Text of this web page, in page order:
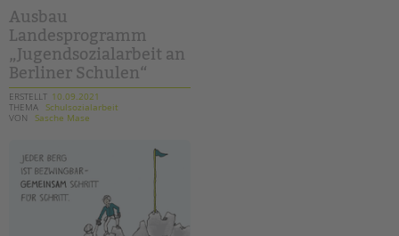
Kinder- und Jugendschutz
Unsere Videos
Gesellschafter VdK
schoolcoach BTL
tandem international
Stellenangebote
tandem als Arbeitgeberin
NEWS/BLOG
Ausbau
Landesprogramm
„Jugendsozialarbeit an
Berliner Schulen“
ERSTELLT 10.09.2021
THEMA Schulsozialarbeit
VON
Sasche Mase